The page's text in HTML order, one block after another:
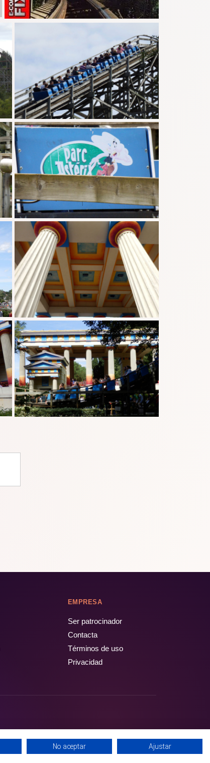
EMPRESA
Ser patrocinador
Contacta
Términos de uso
Privacidad
No aceptar Ajustar